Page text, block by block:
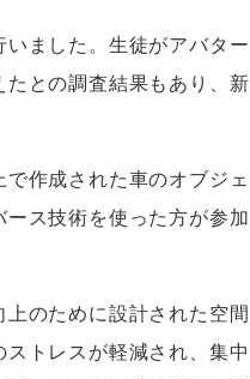
ました。生徒がアバター
との調査結果もあり、新
作成された車のオブジェ
ス技術を使った方が参加
のために設計された空間
トレスが軽減され、集中